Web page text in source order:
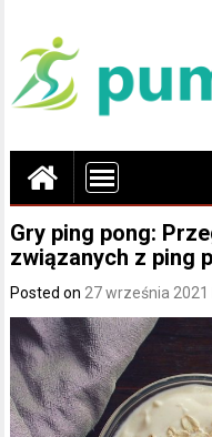
Gry ping pong:
związanych z ping
Posted on27 września 2021